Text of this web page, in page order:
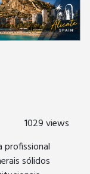
1029 views
profissional
sólidos